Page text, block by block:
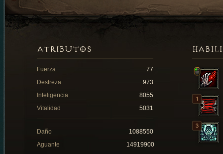
ATRIBUTOS
Fuerza
77
Destreza
973
Inteligencia
8055
Vitalidad
5031
Daño
1088550
Aguante
14919900